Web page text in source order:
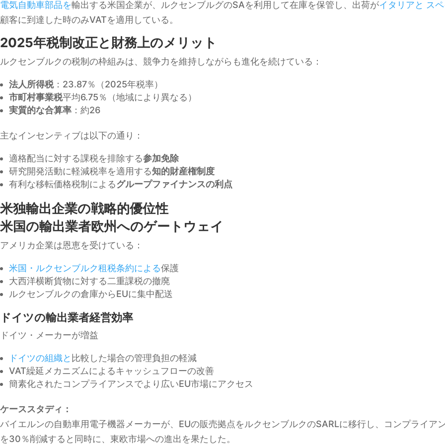
電気自動車部品を輸出する米国企業が、ルクセンブルグのSAを利用して在庫を保管し、出荷がイタリアと ス
顧客に到達した時のみVATを適用している。
2025年税制改正と財務上のメリット
ルクセンブルクの税制の枠組みは、競争力を維持しながらも進化を続けている：
法人所得税：23.87％（2025年税率）
市町村事業税平均6.75％（地域により異なる）
実質的な合算率 ：約26
主なインセンティブは以下の通り：
適格配当に対する課税を排除する参加免除
研究開発活動に軽減税率を適用する知的財産権制度
有利な移転価格税制によるグループファイナンスの利点
米独輸出企業の戦略的優位性
米国の輸出業者欧州へのゲートウェイ
アメリカ企業は恩恵を受けている：
米国・ルクセンブルク租税条約による保護
大西洋横断貨物に対する二重課税の撤廃
ルクセンブルクの倉庫からEUに集中配送
ドイツの輸出業者経営効率
ドイツ・メーカーが増益
ドイツの組織と 比較した場合の管理負担の軽減
VAT繰延メカニズムによるキャッシュフローの改善
簡素化されたコンプライアンスでより広いEU市場にアクセス
ケーススタディ：
バイエルンの自動車用電子機器メーカーが、EUの販売拠点をルクセンブルクのSARLに移行し、コンプライア
を30％削減すると同時に、東欧市場への進出を果たした。